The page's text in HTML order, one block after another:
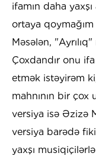
ifamın daha yaxşı
ortaya
Məsələn,
Çoxdandır onu
etmək istəyirəm
mahnının bir
versiya isə Əzizə
versiya barədə
yaxşı